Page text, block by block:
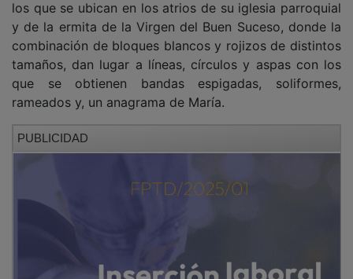
y de la ermita de la Virgen del Buen Suceso, donde la
combinación de bloques blancos y rojizos de distintos
tamaños, dan lugar a líneas, círculos y aspas con los
que se obtienen bandas espigadas, soliformes,
rameados y, un anagrama de María.